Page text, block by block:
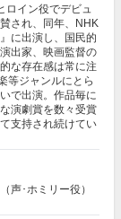
ロイン役でデビュ
され、同年、NHK
に出演し、国民的
出家、映画監督の
な存在感は常に注
等ジャンルにとら
で出演。作品毎に
演劇賞を数々受賞
支持され続けてい
声･ホミリー役）